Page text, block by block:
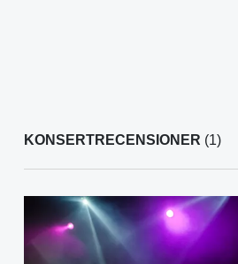
KONSERTRECENSIONER (1)